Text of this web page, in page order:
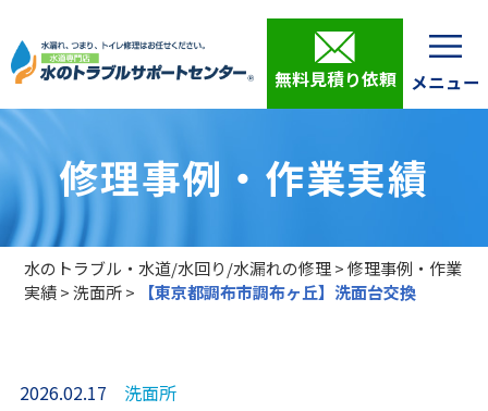
無料見積り依頼
修理事例・作業実績
水のトラブル・水道/水回り/水漏れの修理>修理事例・作業
実績>洗面所> 【東京都調布市調布ヶ丘】洗面台交換
2026.02.17 洗面所